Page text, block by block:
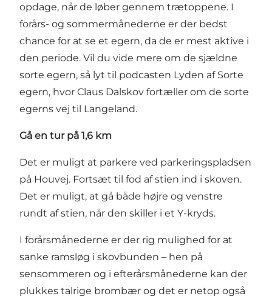
opdage, når de løber gennem trætoppene. I
forårs- og sommermånederne er der bedst
chance for at se et egern, da de er mest aktive i
den periode. Vil du vide mere om de sjældne
sorte egern, så lyt til podcasten Lyden af Sorte
egern, hvor Claus Dalskov fortæller om de sorte
egerns vej til Langeland.
Gå en tur på 1,6 km
Det er muligt at parkere ved parkeringspladsen
på Houvej. Fortsæt til fod af stien ind i skoven.
Det er muligt, at gå både højre og venstre
rundt af stien, når den skiller i et Y-kryds.
I forårsmånederne er der rig mulighed for at
sanke ramsløg i skovbunden – hen på
sensommeren og i efterårsmånederne kan der
plukkes talrige brombær og det er netop også